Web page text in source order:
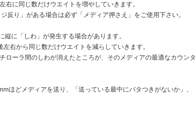
に同じ数だけウエイトを増やしていきます。
り」がある場合は必ず「メディア押さえ」をご使用下さい。
に「しわ」が発生する場合があります。
右から同じ数だけウエイトを減らしていきます。
ーラ間のしわが消えたところが、そのメディアの最適なカウンタ
ほどメディアを送り、「送っている最中にバタつきがないか」、